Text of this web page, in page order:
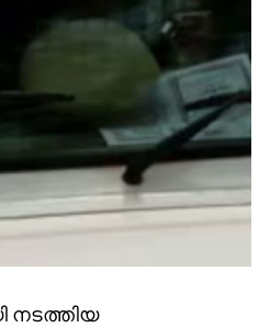
നടത്തിയ